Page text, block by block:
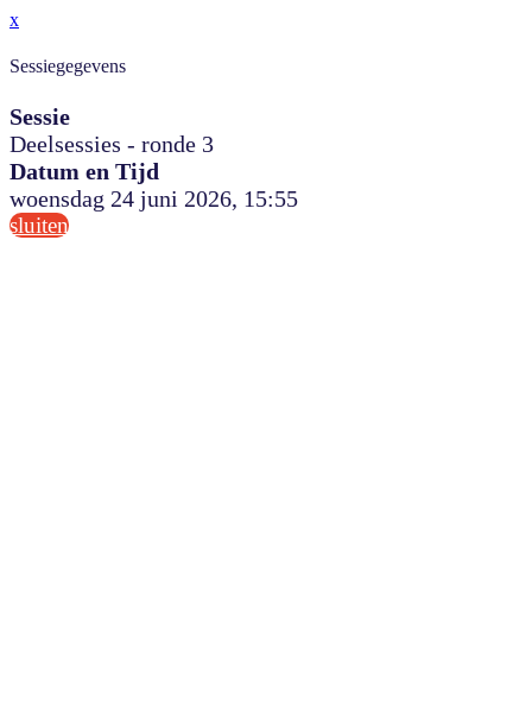
x
Sessiegegevens
Sessie
Deelsessies - ronde 3
Datum en Tijd
woensdag 24 juni 2026, 15:55
sluiten